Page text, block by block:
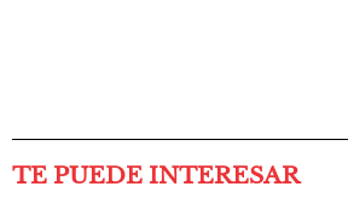
TE PUEDE INTERESAR